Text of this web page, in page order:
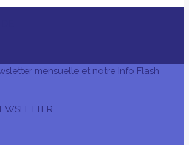
mensuelle et notre Info Flash